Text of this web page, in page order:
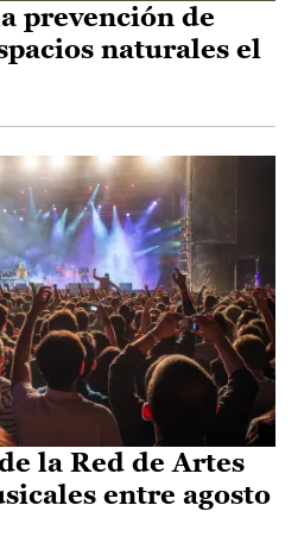
prevención de
naturales el
la Red de Artes
entre agosto